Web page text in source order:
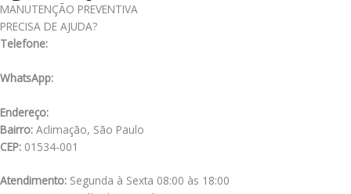
MANUTENÇÃO PREVENTIVA
PRECISA DE AJUDA?
Telefone:
WhatsApp:
Endereço:
Bairro: Aclimação, São Paulo
CEP: 01534-001
Atendimento: Segunda à Sexta 08:00 às 18:00